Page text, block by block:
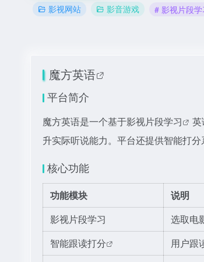
影视网站 影音游戏 # 影视片段学
魔方英语
平台简介
魔方英语是一个基于影视片段学习
英
升实际听说能力。平台还提供智能打
核心功能
功能模块
说明
影视片段学习
选取电
智能跟读打分
用户跟